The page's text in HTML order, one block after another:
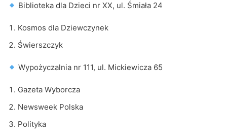
Biblioteka dla Dzieci nr XX, ul. Śmiała 24
Kosmos dla Dziewczynek
Świerszczyk
Wypożyczalnia nr 111, ul. Mickiewicza 65
Gazeta Wyborcza
Newsweek Polska
Polityka